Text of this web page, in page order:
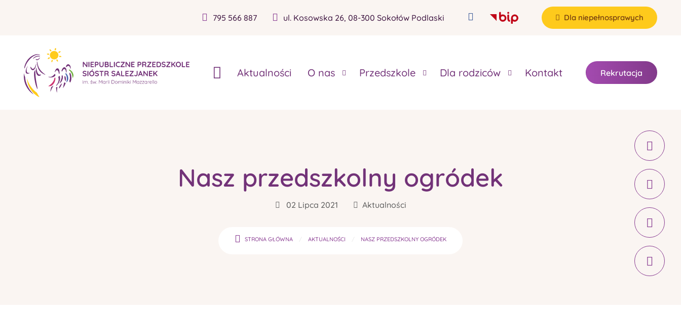
795 566 887 ul. Kosowska 26, 08-300 Sokołów Podlaski Dla niepełnosprawych
Aktualności O nas Przedszkole Dla rodziców Kontakt Rekrutacja
Nasz przedszkolny ogródek
02 Lipca 2021 Aktualności
STRONA GŁÓWNA AKTUALNOŚCI NASZ PRZEDSZKOLNY OGRÓDEK